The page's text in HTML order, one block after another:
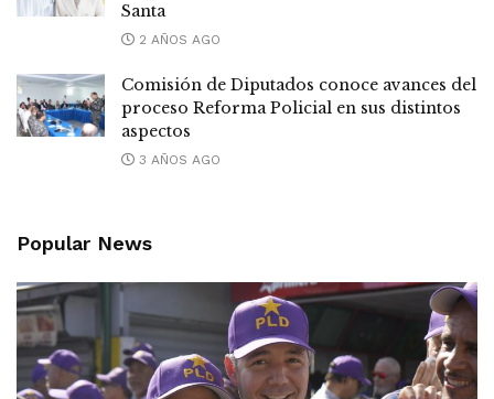
Santa
2 AÑOS AGO
Comisión de Diputados conoce avances del
proceso Reforma Policial en sus distintos
aspectos
3 AÑOS AGO
Popular News